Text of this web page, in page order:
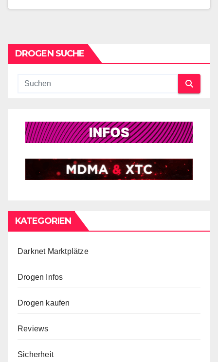
DROGEN SUCHE
KATEGORIEN
Darknet Marktplätze
Drogen Infos
Drogen kaufen
Reviews
Sicherheit